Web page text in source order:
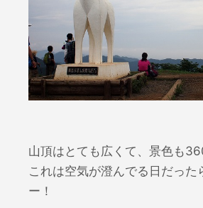
山頂はとても広くて、景色も
これは空気が澄んでる日だった
ー！